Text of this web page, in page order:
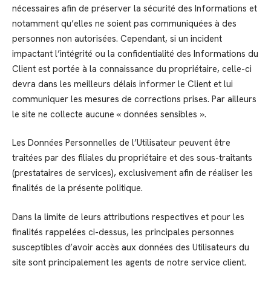
nécessaires afin de préserver la sécurité des Informations et
notamment qu’elles ne soient pas communiquées à des
personnes non autorisées. Cependant, si un incident
impactant l’intégrité ou la confidentialité des Informations du
Client est portée à la connaissance du propriétaire, celle-ci
devra dans les meilleurs délais informer le Client et lui
communiquer les mesures de corrections prises. Par ailleurs
le site ne collecte aucune « données sensibles ».
Les Données Personnelles de l’Utilisateur peuvent être
traitées par des filiales du propriétaire et des sous-traitants
(prestataires de services), exclusivement afin de réaliser les
finalités de la présente politique.
Dans la limite de leurs attributions respectives et pour les
finalités rappelées ci-dessus, les principales personnes
susceptibles d’avoir accès aux données des Utilisateurs du
site sont principalement les agents de notre service client.